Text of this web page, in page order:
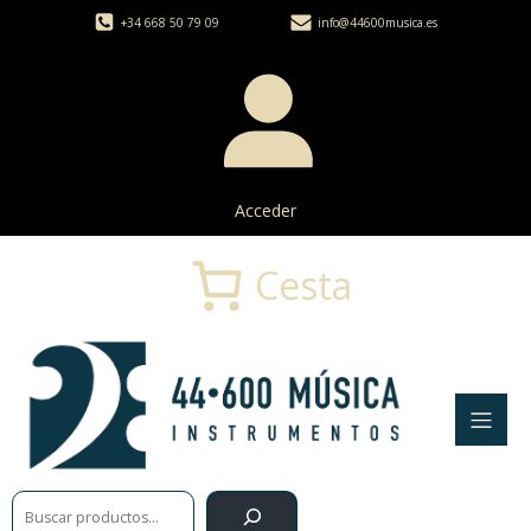
+34 668 50 79 09 info@44600musica.es
Acceder
Buscar
Cesta